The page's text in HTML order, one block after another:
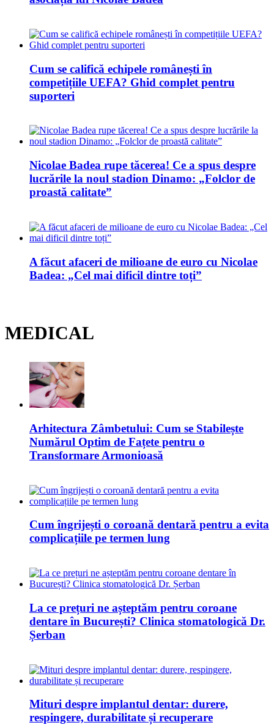
Cum se califică echipele românești în
competițiile UEFA? Ghid complet pentru
suporteri
Nicolae Badea rupe tăcerea! Ce a spus despre
lucrările la noul stadion Dinamo: „Folclor de
proastă calitate”
A făcut afaceri de milioane de euro cu Nicolae
Badea: „Cel mai dificil dintre toți”
MEDICAL
Arhitectura Zâmbetului: Cum se Stabilește
Numărul Optim de Fațete pentru o
Transformare Armonioasă
Cum îngrijești o coroană dentară pentru a evita
complicațiile pe termen lung
La ce prețuri ne așteptăm pentru coroane
dentare în București? Clinica stomatologică Dr.
Șerban
Mituri despre implantul dentar: durere,
respingere, durabilitate și recuperare